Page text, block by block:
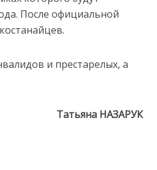
После официальной
и престарелых, а
Татьяна НАЗАРУК